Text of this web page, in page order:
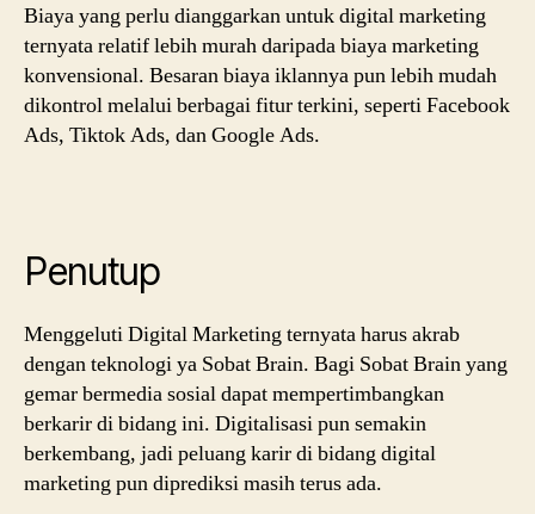
Biaya yang perlu dianggarkan untuk digital marketing
ternyata relatif lebih murah daripada biaya marketing
konvensional. Besaran biaya iklannya pun lebih mudah
dikontrol melalui berbagai fitur terkini, seperti Facebook
Ads, Tiktok Ads, dan Google Ads.
Penutup
Menggeluti Digital Marketing ternyata harus akrab
dengan teknologi ya Sobat Brain. Bagi Sobat Brain yang
gemar bermedia sosial dapat mempertimbangkan
berkarir di bidang ini. Digitalisasi pun semakin
berkembang, jadi peluang karir di bidang digital
marketing pun diprediksi masih terus ada.